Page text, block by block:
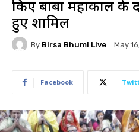
किए बाबा महाकाल के
हुए शामिल
By Birsa Bhumi Live May
Facebook